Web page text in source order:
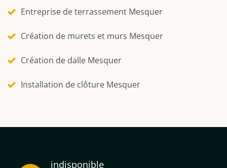
Entreprise de terrassement Mesquer
Création de murets et murs Mesquer
Création de dalle Mesquer
Installation de clôture Mesquer
indisponible